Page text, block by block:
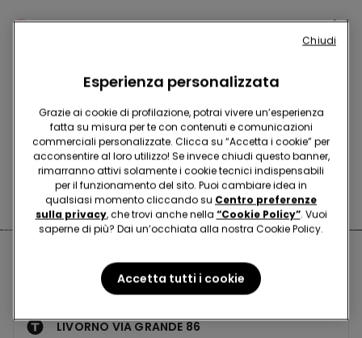
Cambia la mercein negozio
Programma FedeltàTEZENIS TALENT
Hai domande sulle misure di sicurezza nei nostri store?
Leggi le nostre FAQ
Negozi nelle vicinanze
LIVORNO VIA GRANDE 86
Esperienza personalizzata
Grazie ai cookie di profilazione, potrai vivere un’esperienza
fatta su misura per te con contenuti e comunicazioni
commerciali personalizzate. Clicca su “Accetta i cookie” per
acconsentire al loro utilizzo! Se invece chiudi questo banner,
rimarranno attivi solamente i cookie tecnici indispensabili
per il funzionamento del sito. Puoi cambiare idea in
qualsiasi momento cliccando su Centro preferenze
sulla privacy, che trovi anche nella “Cookie Policy”. Vuoi
saperne di più? Dai un’occhiata alla nostra Cookie Policy.
Accetta tutti i cookie
Chiudi